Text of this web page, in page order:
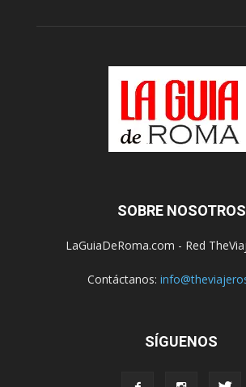
SOBRE NOSOTROS
LaGuiaDeRoma.com - Red
Contáctanos:
SÍGUENOS